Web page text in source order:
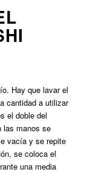
Hay que lavar el
cantidad a utilizar
el doble del
las manos se
vacía y se repite
se coloca el
una media